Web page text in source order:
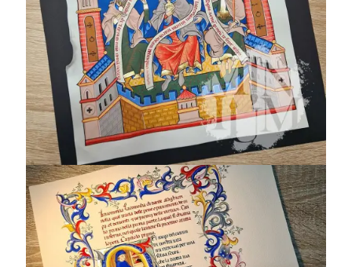
Incipit Inferno
(1265-1321) VITR/23/2